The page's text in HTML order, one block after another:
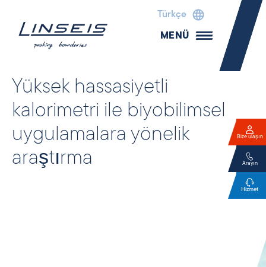
Türkçe
MENÜ
Yüksek hassasiyetli
kalorimetri ile biyobilimsel
uygulamalara yönelik
araştırma
Bize ulaşın
Arayın
Hizmet